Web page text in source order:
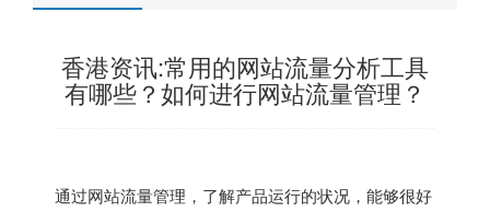
香港资讯:常用的网站流量分析工具
有哪些？如何进行网站流量管理？
通过网站流量管理，了解产品运行的状况，能够很好